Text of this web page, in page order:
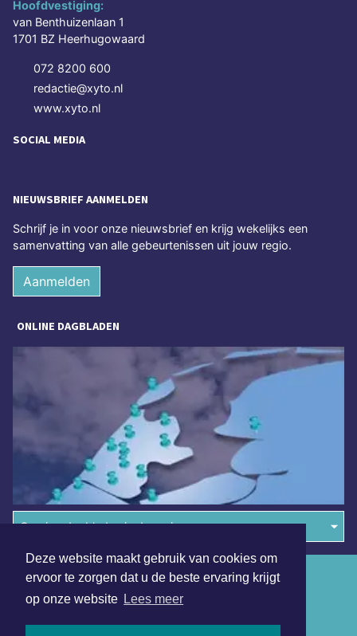
Deze website maakt gebruik van cookies om
ervoor te zorgen dat u de beste ervaring krijgt
op onze website Lees meer
Hoofdvestiging:
van Benthuizenlaan 1
1701 BZ Heerhugowaard
072 8200 600
redactie@xyto.nl
www.xyto.nl
SOCIAL MEDIA
NIEUWSBRIEF AANMELDEN
Schrijf je in voor onze nieuwsbrief en krijg wekelijks een
samenvatting van alle gebeurtenissen uit jouw regio.
Aanmelden
ONLINE DAGBLADEN
Overige dagbladen in de regio
Algemene voorwaarden
Disclaimer